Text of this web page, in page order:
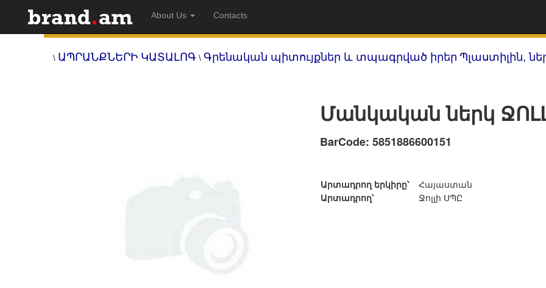
About Us Contacts
\ ԱՊՐԱՆՔՆԵՐԻ ԿԱՏԱԼՈԳ \ Գրենական պիտույքներ և տպագրված իրեր Պլաստիլին,
Մանկական ներկ
BarCode: 5851886600151
Արտադրող երկիրը՝
Հայաստան
Արտադրող՝
Ջոլլի ՍՊԸ